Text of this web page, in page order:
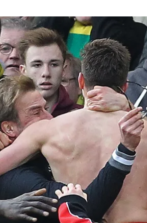
הפועל תל אביב
הפועל חיפה
הפועל באר שבע
מכבי נתניה
בני יהודה
ליגה
ליגה